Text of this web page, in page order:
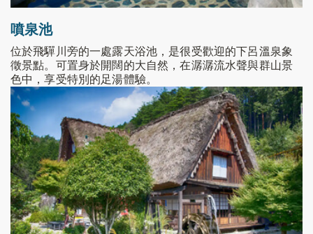
噴泉池
位於飛驒川旁的一處露天浴池，是很受歡迎的下呂溫泉象
徵景點。可置身於開闊的大自然，在潺潺流水聲與群山景
色中，享受特別的足湯體驗。